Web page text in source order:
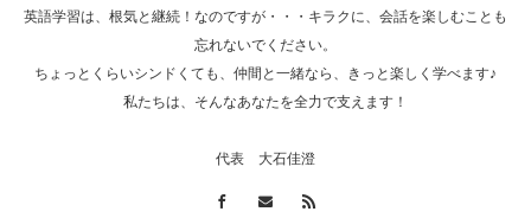
国際交流シェアハウスBorderlessでクリスマ
スパーティ…
The Borderless入居者卒業パーティー！！
英語学習は、根気と継続！なのですが・・・キラクに、会話を楽しむことも
忘れないでください。
ちょっとくらいシンドくても、仲間と一緒なら、きっと楽しく学べます♪
私たちは、そんなあなたを全力で支えます！
代表 大石佳澄